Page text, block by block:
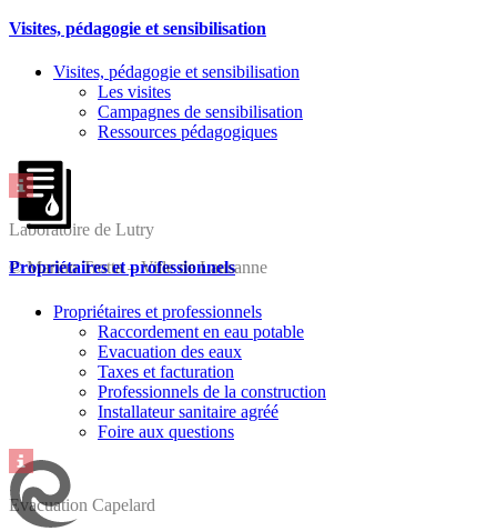
Laboratoire de Lutry
© Marino Trotta – Ville de Lausanne
Evacuation Capelard
Visites, pédagogie et sensibilisation
Visites, pédagogie et sensibilisation
Les visites
Campagnes de sensibilisation
Ressources pédagogiques
Propriétaires et professionnels
Propriétaires et professionnels
Raccordement en eau potable
Evacuation des eaux
Taxes et facturation
Professionnels de la construction
Installateur sanitaire agréé
Foire aux questions